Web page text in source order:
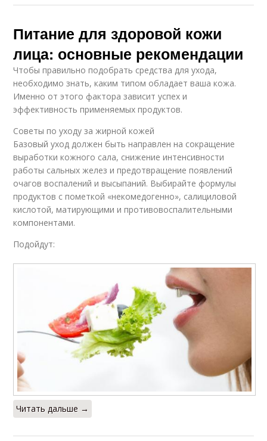
Питание для здоровой кожи
лица: основные рекомендации
Чтобы правильно подобрать средства для ухода,
необходимо знать, каким типом обладает ваша кожа.
Именно от этого фактора зависит успех и
эффективность применяемых продуктов.
Советы по уходу за жирной кожей
Базовый уход должен быть направлен на сокращение
выработки кожного сала, снижение интенсивности
работы сальных желез и предотвращение появлений
очагов воспалений и высыпаний. Выбирайте формулы
продуктов с пометкой «некомедогенно», салициловой
кислотой, матирующими и противовоспалительными
компонентами.
Подойдут:
Читать дальше →